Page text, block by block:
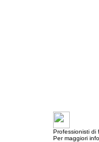
Professionisti di
Per maggiori